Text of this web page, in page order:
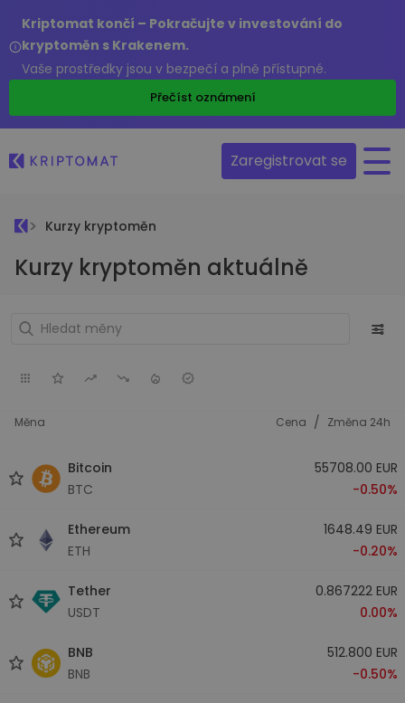
Kriptomat končí – Pokračujte v investování do
kryptoměn s Krakenem.
Vaše prostředky jsou v bezpečí a plně přístupné.
Přečíst oznámení
Zaregistrovat se
Kurzy kryptoměn
Kurzy kryptoměn aktuálně
Měna Cena / Změna 24h
Bitcoin
BTC
55708.00 EUR
-0.50%
Ethereum
ETH
1648.49 EUR
-0.20%
Tether
USDT
0.867222 EUR
0.00%
BNB
BNB
512.800 EUR
-0.50%